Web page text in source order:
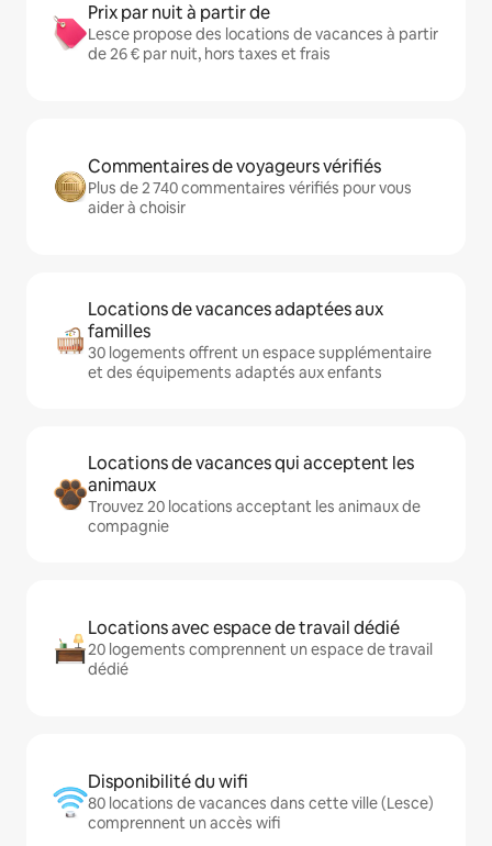
Prix par nuit à partir de
Lesce propose des locations de vacances à partir
de 26 € par nuit, hors taxes et frais
Commentaires de voyageurs vérifiés
Plus de 2 740 commentaires vérifiés pour vous
aider à choisir
Locations de vacances adaptées aux
familles
30 logements offrent un espace supplémentaire
et des équipements adaptés aux enfants
Locations de vacances qui acceptent les
animaux
Trouvez 20 locations acceptant les animaux de
compagnie
Locations avec espace de travail dédié
20 logements comprennent un espace de travail
dédié
Disponibilité du wifi
80 locations de vacances dans cette ville (Lesce)
comprennent un accès wifi